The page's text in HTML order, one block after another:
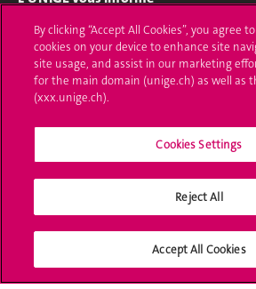
UNIGE Mobile
Médias
Offres d'emploi
Calendrier académique
Médias sociaux UNIGE
By clicking “Accept All Cookies”, you agree
cookies on your device to enhance site
site usage, and assist in our marketing
for the main domain (unige.ch) as well as
(xxx.unige.ch).
Cookies Settings
Reject All
Accept All Cookies